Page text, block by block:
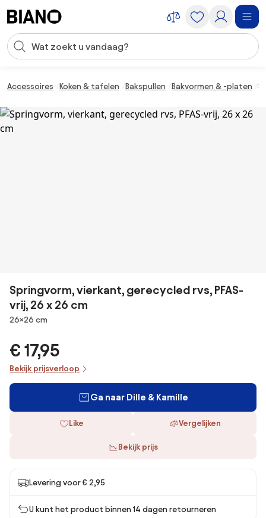
Zoekopdracht invoeren
Accessoires Koken & tafelen Bakspullen Bakvormen & -platen
Springvorm, vierkant, gerecycled rvs, PFAS-
vrij, 26 x 26 cm
Afmetingen
26×26 cm
€ 17,95
Bekijk prijsverloop
Ga naar Dille & Kamille
Like Vergelijken
Bekijk prijs
Levering voor € 2,95
U kunt het product binnen 14 dagen retourneren